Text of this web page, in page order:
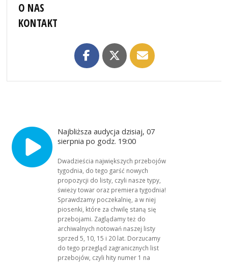
O NAS
KONTAKT
Najbliższa audycja dzisiaj, 07
sierpnia po godz. 19:00
Dwadzieścia największych przebojów
tygodnia, do tego garść nowych
propozycji do listy, czyli nasze typy,
świeży towar oraz premiera tygodnia!
Sprawdzamy poczekalnię, a w niej
piosenki, które za chwilę staną się
przebojami. Zaglądamy też do
archiwalnych notowań naszej listy
sprzed 5, 10, 15 i 20 lat. Dorzucamy
do tego przegląd zagranicznych list
przebojów, czyli hity numer 1 na